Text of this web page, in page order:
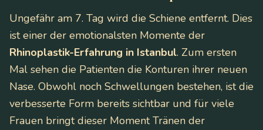
Ungefähr am 7. Tag wird die Schiene entfernt. Dies
ist einer der emotionalsten Momente der
Rhinoplastik-Erfahrung in Istanbul. Zum ersten
Mal sehen die Patienten die Konturen ihrer neuen
Nase. Obwohl noch Schwellungen bestehen, ist die
verbesserte Form bereits sichtbar und für viele
Frauen bringt dieser Moment Tränen der